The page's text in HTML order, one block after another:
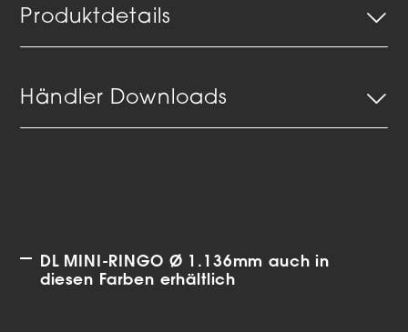
Produktdetails
Händler Downloads
DL MINI-RINGO Ø 1.136mm auch in
diesen Farben erhältlich